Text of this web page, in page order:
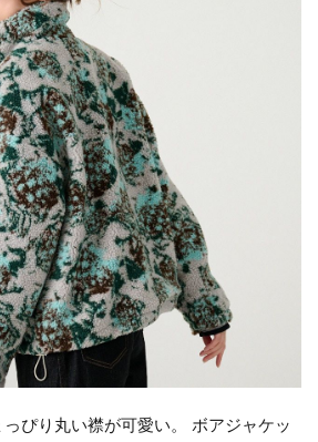
ぴり丸い襟が可愛い。 ボアジャケッ